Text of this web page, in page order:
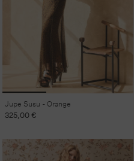
Jupe Susu - Orange
Prix
325,00 €